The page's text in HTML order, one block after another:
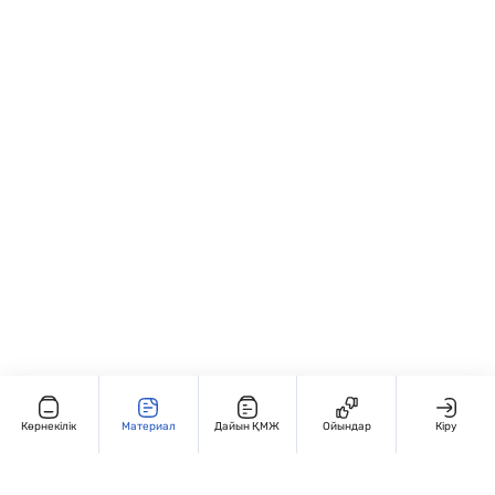
Көрнекілік Материал Дайын ҚМЖ Ойындар Кіру